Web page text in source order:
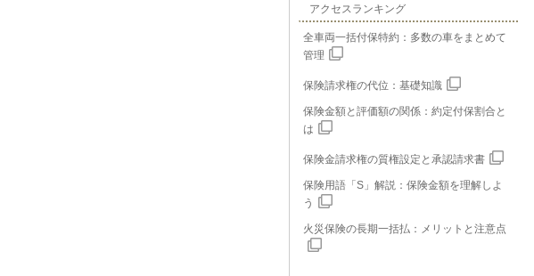
アクセスランキング
全車両一括付保特約：多数の車をまとめて
管理
保険請求権の代位：基礎知識
保険金額と評価額の関係：約定付保割合と
は
保険金請求権の質権設定と承認請求書
保険用語「S」解説：保険金額を理解しよ
う
火災保険の長期一括払：メリットと注意点